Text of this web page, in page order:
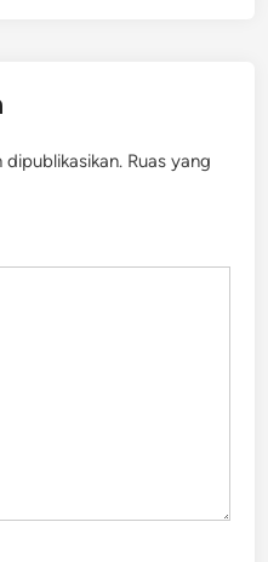
Ruas yang